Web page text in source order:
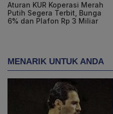
Aturan KUR Koperasi Merah
Putih Segera Terbit, Bunga
6% dan Plafon Rp 3 Miliar